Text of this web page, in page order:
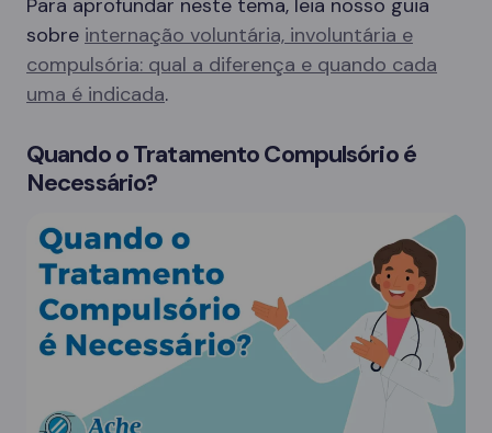
Para aprofundar neste tema, leia nosso guia
sobre internação voluntária, involuntária e
compulsória: qual a diferença e quando cada
uma é indicada.
Quando o Tratamento Compulsório é
Necessário?